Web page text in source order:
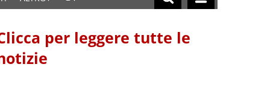
per leggere tutte le